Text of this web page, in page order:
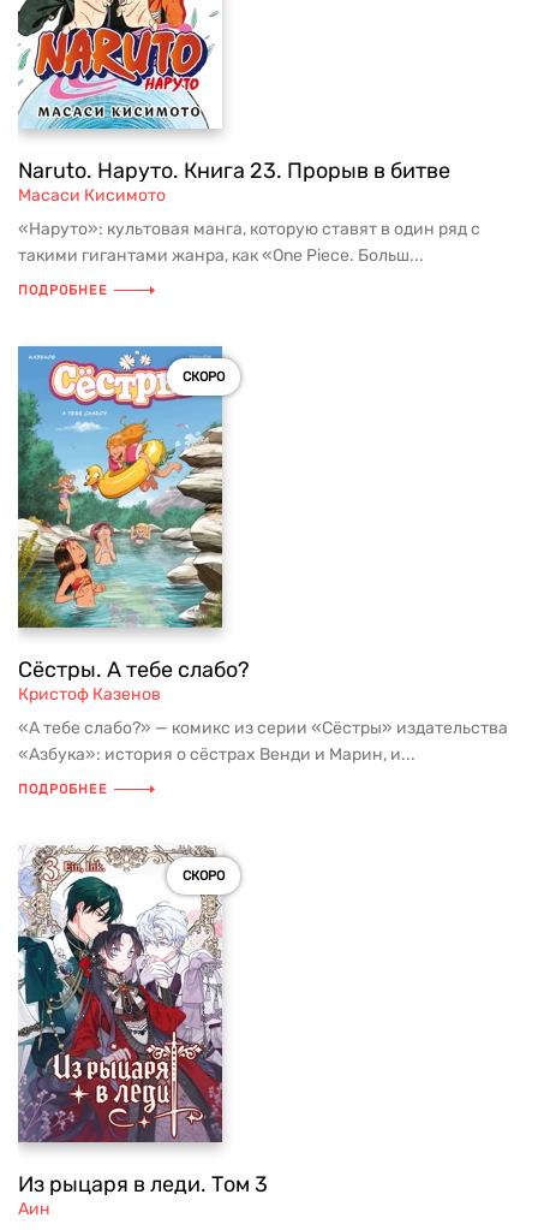
Naruto. Наруто. Книга 23. Прорыв в битве
Масаси Кисимото
«Наруто»: культовая манга, которую ставят в один ряд с
такими гигантами жанра, как «One Piece. Больш...
ПОДРОБНЕЕ
СКОРО
Сёстры. А тебе слабо?
Кристоф Казенов
«А тебе слабо?» — комикс из серии «Сёстры» издательства
«Азбука»: история о сёстрах Венди и Марин, и...
ПОДРОБНЕЕ
СКОРО
Из рыцаря в леди. Том 3
Аин